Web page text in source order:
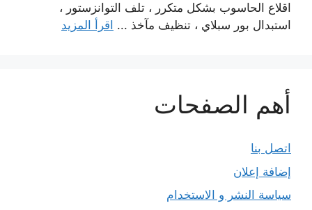
اقلاع الحاسوب بشكل متكرر ، تلف التوانزستور ،
استبدال بور سبلاي ، تنظيف مآخذ ... اقرأ المزيد
أهم الصفحات
اتصل بنا
إضافة إعلان
سياسة النشر و الاستخدام